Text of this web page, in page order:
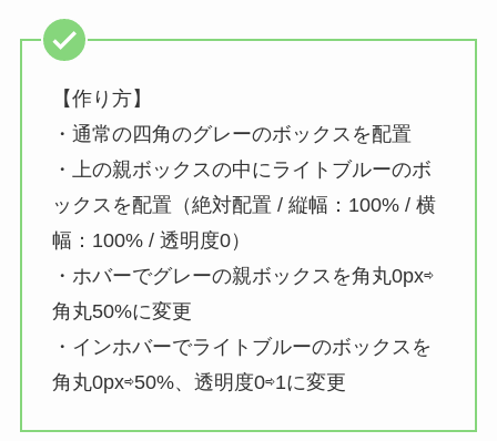
【作り方】
・通常の四角のグレーのボックスを配置
・上の親ボックスの中にライトブルーのボ
ックスを配置（絶対配置 / 縦幅：100% / 横
幅：100% / 透明度0）
・ホバーでグレーの親ボックスを角丸0px⇨
角丸50%に変更
・インホバーでライトブルーのボックスを
角丸0px⇨50%、透明度0⇨1に変更